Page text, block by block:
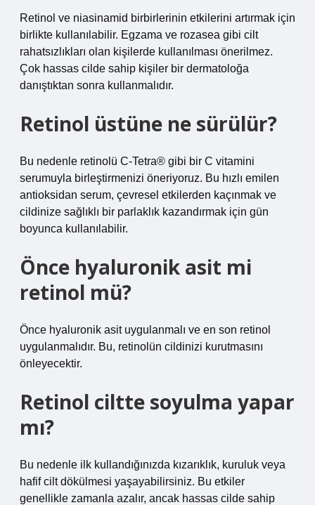
Retinol ve niasinamid birbirlerinin etkilerini artırmak için
birlikte kullanılabilir. Egzama ve rozasea gibi cilt
rahatsızlıkları olan kişilerde kullanılması önerilmez.
Çok hassas cilde sahip kişiler bir dermatoloğa
danıştıktan sonra kullanmalıdır.
Retinol üstüne ne sürülür?
Bu nedenle retinolü C-Tetra® gibi bir C vitamini
serumuyla birleştirmenizi öneriyoruz. Bu hızlı emilen
antioksidan serum, çevresel etkilerden kaçınmak ve
cildinize sağlıklı bir parlaklık kazandırmak için gün
boyunca kullanılabilir.
Önce hyaluronik asit mi
retinol mü?
Önce hyaluronik asit uygulanmalı ve en son retinol
uygulanmalıdır. Bu, retinolün cildinizi kurutmasını
önleyecektir.
Retinol ciltte soyulma yapar
mı?
Bu nedenle ilk kullandığınızda kızarıklık, kuruluk veya
hafif cilt dökülmesi yaşayabilirsiniz. Bu etkiler
genellikle zamanla azalır, ancak hassas cilde sahip